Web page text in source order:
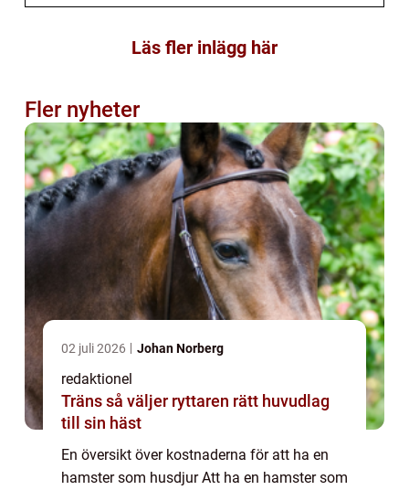
Läs fler inlägg här
Fler nyheter
02 juli 2026 Johan Norberg
redaktionel
Träns så väljer ryttaren rätt huvudlag
till sin häst
En översikt över kostnaderna för att ha en
hamster som husdjur Att ha en hamster som